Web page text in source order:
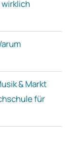
& Markt
für